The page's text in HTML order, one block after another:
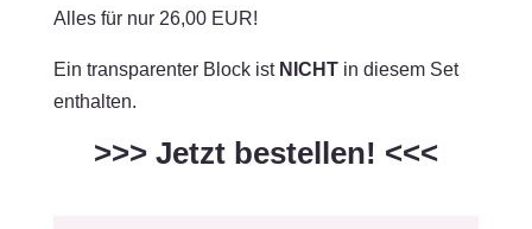
Alles für nur 26,00 EUR!
Ein transparenter Block ist NICHT in diesem Set
enthalten.
>>> Jetzt bestellen! <<<